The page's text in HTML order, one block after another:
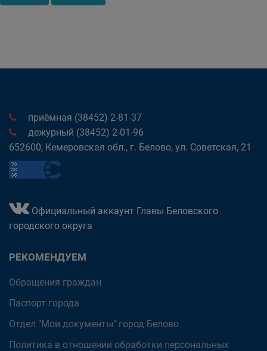
приёмная (38452) 2-81-37
дежурный (38452) 2-01-96
652600, Кемеровская обл., г. Белово, ул. Советская, 21
Официальный аккаунт Главы Беловского
городского округа
РЕКОМЕНДУЕМ
Обращения граждан
Паспорт города
Отдел "Мои документы" город Белово
Политика в отношении обработки персональных